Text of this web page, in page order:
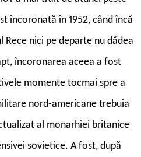
încoronată în 1952, când încă
Rece nici pe departe nu dădea
încoronarea aceea a fost
momente tocmai spre a
nord-americane trebuia
al monarhiei britanice
sovietice. A fost, după